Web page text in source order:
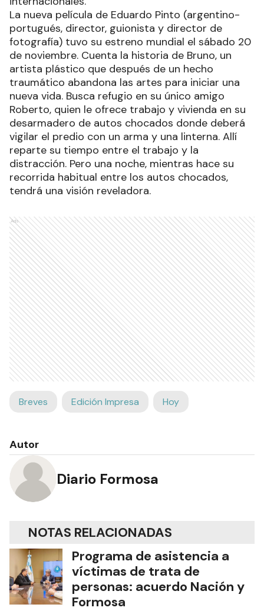
La nueva película de Eduardo Pinto (argentino-
portugués, director, guionista y director de
fotografía) tuvo su estreno mundial el sábado 20
de noviembre. Cuenta la historia de Bruno, un
artista plástico que después de un hecho
traumático abandona las artes para iniciar una
nueva vida. Busca refugio en su único amigo
Roberto, quien le ofrece trabajo y vivienda en su
desarmadero de autos chocados donde deberá
vigilar el predio con un arma y una linterna. Allí
reparte su tiempo entre el trabajo y la
distracción. Pero una noche, mientras hace su
recorrida habitual entre los autos chocados,
tendrá una visión reveladora.
Ads
Breves Edición Impresa Hoy
Autor
Diario Formosa
NOTAS RELACIONADAS
Programa de asistencia a
víctimas de trata de
personas: acuerdo Nación y
Formosa